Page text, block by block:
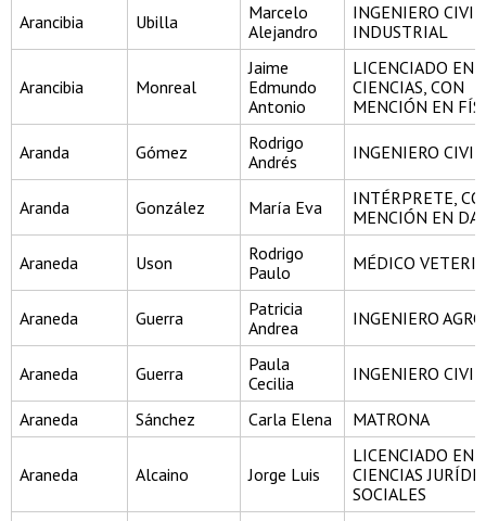
Arancibia Ubilla
Marcelo
Alejandro
INGENIERO CIVIL
INDUSTRIAL
Arancibia Monreal
Jaime
Edmundo
Antonio
LICENCIADO EN
CIENCIAS, CON
MENCIÓN EN
Aranda Gómez
Rodrigo
Andrés
INGENIERO CIVIL
Aranda González María Eva
INTÉRPRETE,
MENCIÓN EN
Araneda Uson
Rodrigo
Paulo
MÉDICO
Araneda Guerra
Patricia
Andrea
INGENIERO
Araneda Guerra
Paula
Cecilia
INGENIERO CIVIL
Araneda Sánchez Carla Elena MATRONA
Araneda Alcaino Jorge Luis
LICENCIADO EN
CIENCIAS
SOCIALES